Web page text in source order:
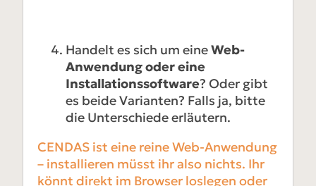
Handelt es sich um eineWeb-
Anwendung oder eine
Installationssoftware? Oder gibt
es beide Varianten? Falls ja, bitte
die Unterschiede erläutern.
CENDAS ist eine reine Web-Anwendung
– installieren müsst ihr also nichts. Ihr
könnt direkt im Browser loslegen oder